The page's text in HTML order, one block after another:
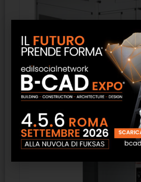
ERSR Aermec
SCOPRI